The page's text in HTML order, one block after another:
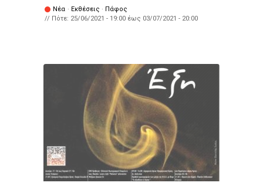
Νέα · Εκθέσεις · Πάφος
// Πότε: 25/06/2021 - 19:00 έως 03/07/2021 - 20:00